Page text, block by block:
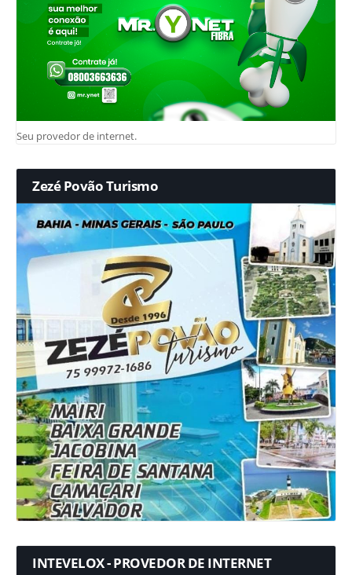
Seu provedor de internet.
Zezé Povão Turismo
INTEVELOX - PROVEDOR DE INTERNET